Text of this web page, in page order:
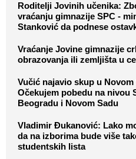
Roditelji Jovinih učenika:
vraćanju gimnazije SPC -
Stanković da podnese
Vraćanje Jovine gimnazije
obrazovanja ili zemljišta u
Vučić najavio skup u Novom
Očekujem pobedu na nivou
Beogradu i Novom Sadu
Vladimir Đukanović: Lako
da na izborima bude više
studentskih lista